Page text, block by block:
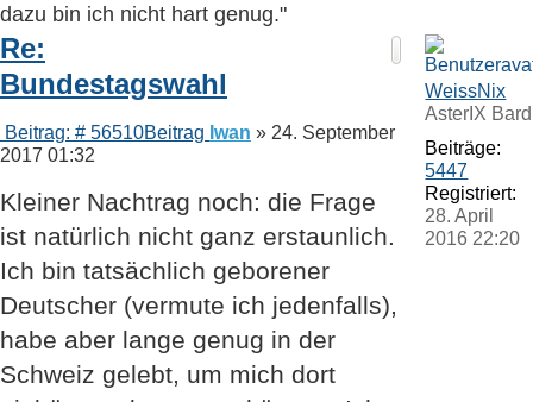
dazu bin ich nicht hart genug."
Re:
Bundestagswahl
Beitrag: # 56510Beitrag Iwan » 24. September
2017 01:32
Kleiner Nachtrag noch: die Frage
ist natürlich nicht ganz erstaunlich.
Ich bin tatsächlich geborener
Deutscher (vermute ich jedenfalls),
habe aber lange genug in der
Schweiz gelebt, um mich dort
WeissNix
AsterIX Bard
Beiträge:
5447
Registriert:
28. April
2016 22:20